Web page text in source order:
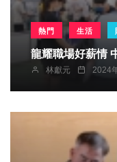
熱門 生活
林獻元 2024